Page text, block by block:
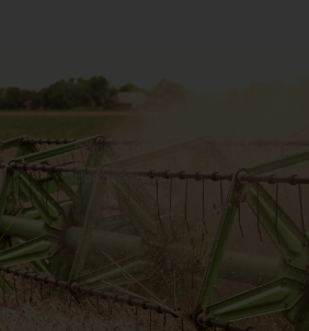
Dostawy
Praca
Ubezpieczenia